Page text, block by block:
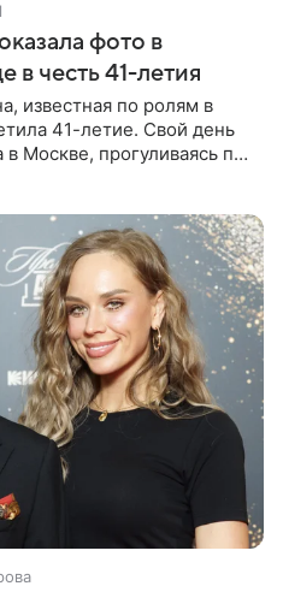
фото в
в честь 41-летия
известная по ролям в
41-летие. Свой день
Москве, прогуливаясь по